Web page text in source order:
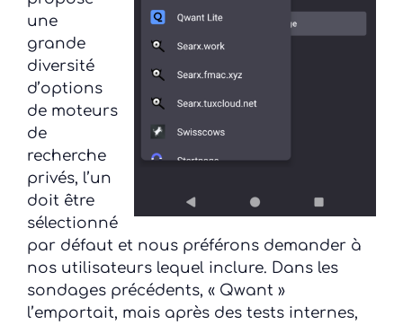
une
grande
diversité
d’options
de moteurs
de
recherche
privés, l’un
doit être
sélectionné
par défaut et nous préférons demander à
nos utilisateurs lequel inclure. Dans les
sondages précédents, « Qwant »
l’emportait, mais après des tests internes,